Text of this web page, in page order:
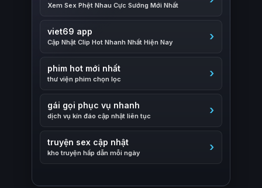
Xem Sex Phệt Nhau Cực Sướng Mới Nhất
viet69 app
Cập Nhật Clip Hot Nhanh Nhất Hiện Nay
phim hot mới nhất
thư viện phim chọn lọc
gái gọi phục vụ nhanh
dịch vụ kín đáo cập nhật liên tục
truyện sex cập nhật
kho truyện hấp dẫn mỗi ngày